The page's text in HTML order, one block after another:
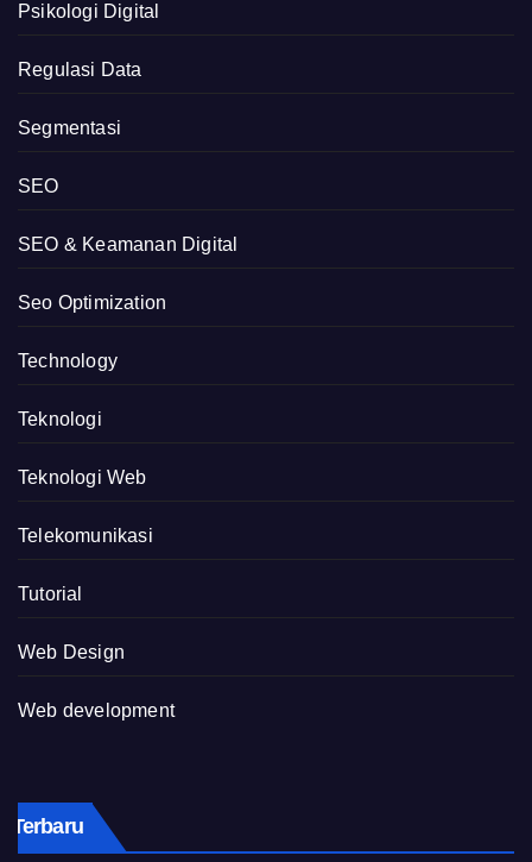
Psikologi Digital
Regulasi Data
Segmentasi
SEO
SEO & Keamanan Digital
Seo Optimization
Technology
Teknologi
Teknologi Web
Telekomunikasi
Tutorial
Web Design
Web development
Terbaru